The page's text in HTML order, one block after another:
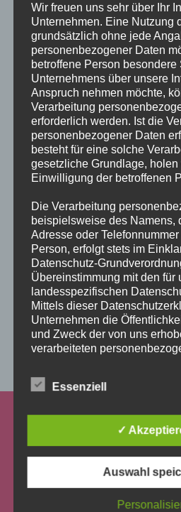
Add some widgets to this
Wir freuen uns sehr über Ihr
Unternehmen. Eine Nutzung
grundsätzlich ohne jede
personenbezogener Daten
betroffene Person
Unternehmens über unsere
Anspruch nehmen möchte,
Verarbeitung
erforderlich werden. Ist die
personenbezogener Daten
besteht für eine solche
gesetzliche Grundlage,
Einwilligung der betroffenen
Die Verarbeitung
beispielsweise des Namens,
Adresse oder
Person, erfolgt stets im
Datenschutz-
Übereinstimmung mit den für
landesspezifischen
Mittels dieser
Unternehmen die
und Zweck der von uns
verarbeiteten
mittels dieser
zustehenden Rechte
Wir haben als für die
zahlreiche technische und
Maßnahmen umgesetzt, um
verarbeiteten
sicherzustellen. Dennoch
Datenübertragungen
Essenziell
✓
Auswahl